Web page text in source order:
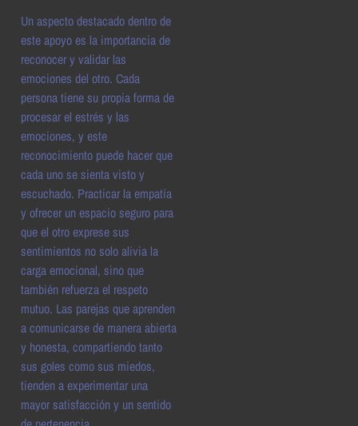
Un aspecto destacado dentro de
este apoyo es la importancia de
reconocer y validar las
emociones del otro. Cada
persona tiene su propia forma de
procesar el estrés y las
emociones, y este
reconocimiento puede hacer que
cada uno se sienta visto y
escuchado. Practicar la empatía
y ofrecer un espacio seguro para
que el otro exprese sus
sentimientos no solo alivia la
carga emocional, sino que
también refuerza el respeto
mutuo. Las parejas que aprenden
a comunicarse de manera abierta
y honesta, compartiendo tanto
sus goles como sus miedos,
tienden a experimentar una
mayor satisfacción y un sentido